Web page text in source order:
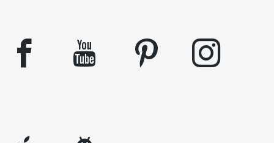
facebook youtube pinterest instagram